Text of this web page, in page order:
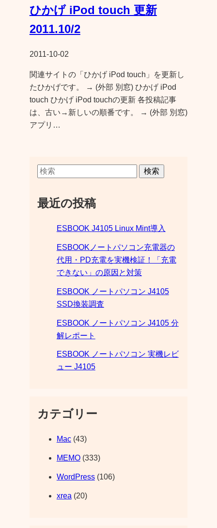
ひかげ iPod touch 更新
2011.10/2
2011-10-02
関連サイトの「ひかげ iPod touch」を更新し
たひかげです。 → (外部 別窓) ひかげ iPod
touch ひかげ iPod touchの更新 各投稿記事
は、古い→新しいの順番です。 → (外部 別窓)
アプリ…
検索
最近の投稿
ESBOOK J4105 Linux Mint導入
ESBOOKノートパソコン充電器の
代用・PD充電を実機検証！「充電
できない」の原因と対策
ESBOOK ノートパソコン J4105
SSD換装調査
ESBOOK ノートパソコン J4105 分
解レポート
ESBOOK ノートパソコン 実機レビ
ュー J4105
カテゴリー
Mac(43)
MEMO(333)
WordPress(106)
xrea (20)